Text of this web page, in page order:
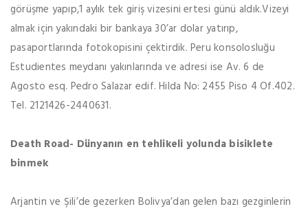
görüşme yapıp,1 aylık tek giriş vizesini ertesi günü aldık.Vizeyi
almak için yakındaki bir bankaya 30’ar dolar yatırıp,
pasaportlarında fotokopisini çektirdik. Peru konsolosluğu
Estudientes meydanı yakınlarında ve adresi ise Av. 6 de
Agosto esq. Pedro Salazar edif. Hilda No: 2455 Piso 4 Of.402.
Tel. 2121426-2440631.
Death Road- Dünyanın en tehlikeli yolunda bisiklete
binmek
Arjantin ve Şili’de gezerken Bolivya’dan gelen bazı gezginlerin